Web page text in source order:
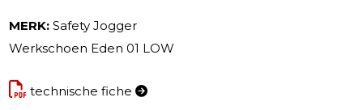
MERK: Safety Jogger
Werkschoen Eden 01 LOW
technische fiche